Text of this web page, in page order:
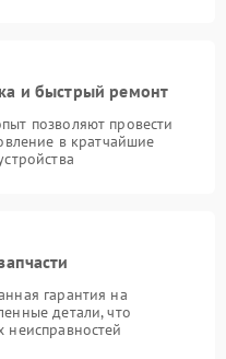
и быстрый ремонт
позволяют провести
в кратчайшие
гарантия на
детали, что